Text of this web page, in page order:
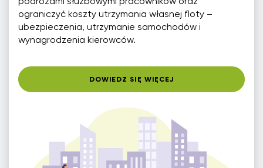
ograniczyć koszty utrzymania własnej floty –
ubezpieczenia, utrzymanie samochodów i
wynagrodzenia kierowców.
DOWIEDZ SIĘ WIĘCEJ